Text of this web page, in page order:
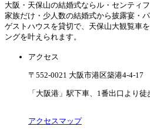
大阪・天保山の結婚式ならル・センティ
家族だけ・少人数の結婚式から披露宴・
ゲストハウスを貸切で、天保山大観覧車
ングを叶えられます。
アクセス
〒552-0021 大阪市港区築港4-4-17
「大阪港」駅下車、1番出口より徒
アクセスマップ